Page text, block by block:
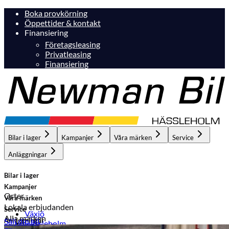
Boka provkörning
Öppettider & kontakt
Finansiering
Företagsleasing
Privatleasing
Finansiering
Bilar i lager Kampanjer Våra märken Service
Anläggningar
Bilar i lager
Orter
Växjö
Hässleholm
Kampanjer
Lokala erbjudanden
Hässleholm
Våra märken
Alla märken
Service
Anläggningar
Sälj din bil